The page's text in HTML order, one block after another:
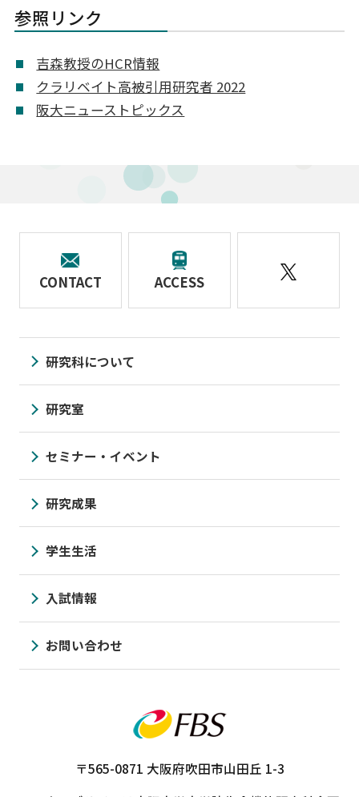
参照リンク
吉森教授のHCR情報
クラリベイト高被引用研究者 2022
阪大ニューストピックス
CONTACT ACCESS
〒565-0871 大阪府吹田市山田丘 1-3
研究科について
研究室
セミナー・イベント
研究成果
学生生活
入試情報
お問い合わせ